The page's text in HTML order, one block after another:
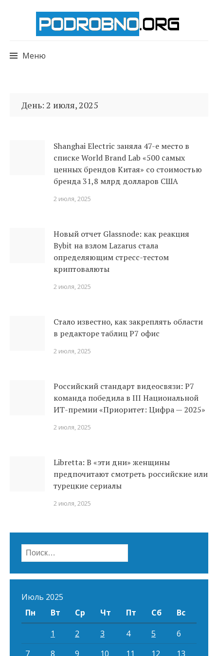
Меню
к
День: 2 июля, 2025
Shanghai Electric заняла 47-е место в
списке World Brand Lab «500 самых
ценных брендов Китая» со стоимостью
бренда 31,8 млрд долларов США
2 июля, 2025
Новый отчет Glassnode: как реакция
Bybit на взлом Lazarus стала
определяющим стресс-тестом
криптовалюты
2 июля, 2025
Стало известно, как закреплять области
в редакторе таблиц Р7 офис
2 июля, 2025
Российский стандарт видеосвязи: Р7
команда победила в III Национальной
ИТ-премии «Приоритет: Цифра — 2025»
2 июля, 2025
Libretta: В «эти дни» женщины
предпочитают смотреть российские или
турецкие сериалы
2 июля, 2025
Найти:
Июль 2025
Пн
Вт Ср Чт Пт Сб
Вс
1
2 3 4 5
6
7
8 9 10 11 12 13